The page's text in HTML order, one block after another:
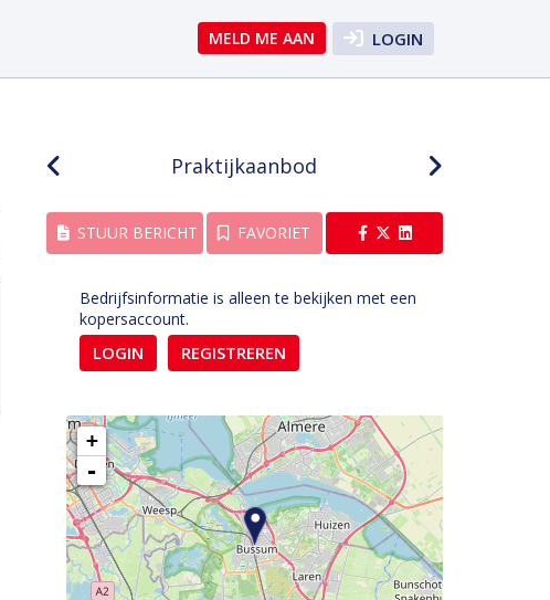
LOGIN
MELD ME AAN
Praktijkaanbod
STUUR BERICHT FAVORIET
Bedrijfsinformatie is alleen te bekijken met een
kopersaccount.
LOGIN REGISTREREN
+
-